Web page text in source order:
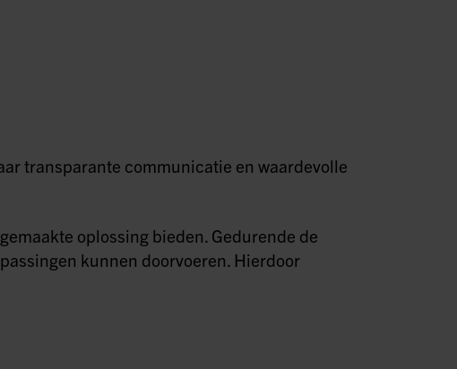
transparante communicatie en waardevolle
oplossing bieden. Gedurende de
kunnen doorvoeren. Hierdoor